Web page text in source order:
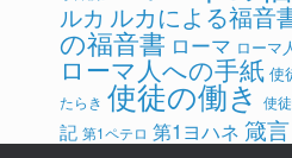
ルカ ルカによる福音
の福音書 ローマ ローマ
ローマ人への手紙 使
たらき 使徒の働き 使
記 第1ペテロ 第1ヨハネ 箴言